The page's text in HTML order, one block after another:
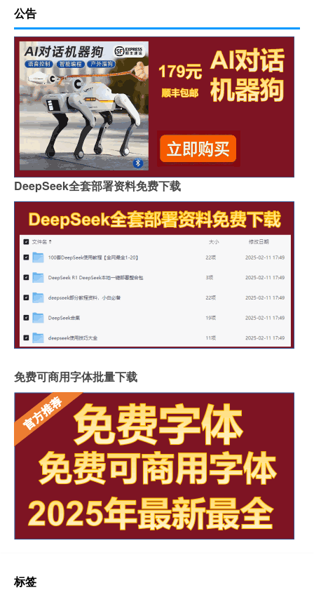
公告
DeepSeek全套部署资料免费下载
免费可商用字体批量下载
标签